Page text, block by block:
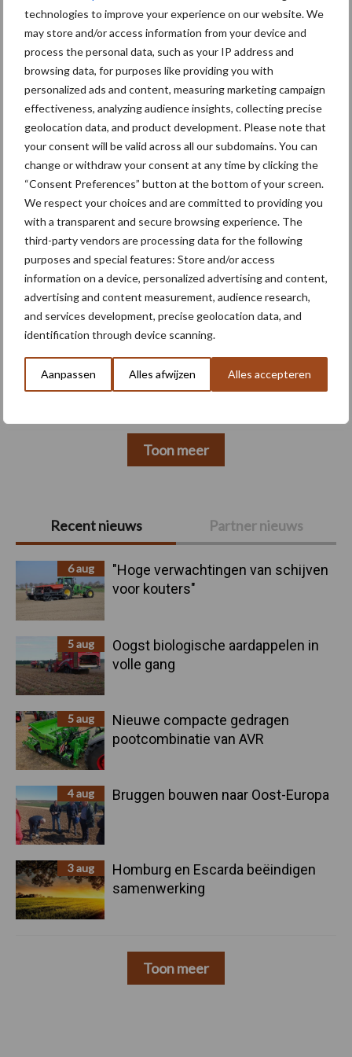
technologies to improve your experience on our website. We
may store and/or access information from your device and
process the personal data, such as your IP address and
browsing data, for purposes like providing you with
personalized ads and content, measuring marketing campaign
effectiveness, analyzing audience insights, collecting precise
geolocation data, and product development. Please note that
your consent will be valid across all our subdomains. You can
change or withdraw your consent at any time by clicking the
“Consent Preferences” button at the bottom of your screen.
We respect your choices and are committed to providing you
with a transparent and secure browsing experience. The
third-party vendors are processing data for the following
purposes and special features: Store and/or access
information on a device, personalized advertising and content,
advertising and content measurement, audience research,
and services development, precise geolocation data, and
identification through device scanning.
Aanpassen Alles afwijzen Alles accepteren
Primaire
Sidebar
Recent nieuws Partner nieuws
6 aug
"Hoge verwachtingen van schijven
voor kouters"
5 aug
Oogst biologische aardappelen in
volle gang
5 aug
Nieuwe compacte gedragen
pootcombinatie van AVR
4 aug Bruggen bouwen naar Oost-Europa
3 aug
Homburg en Escarda beëindigen
samenwerking
Toon meer
miljoen euro vanwege hoge
kunstmestprijzen
Falcon T, nieuwe getrokken
strooiers van Sky
Agriculture
Themapagina's
Machines Duurzaamheid
Toon meer